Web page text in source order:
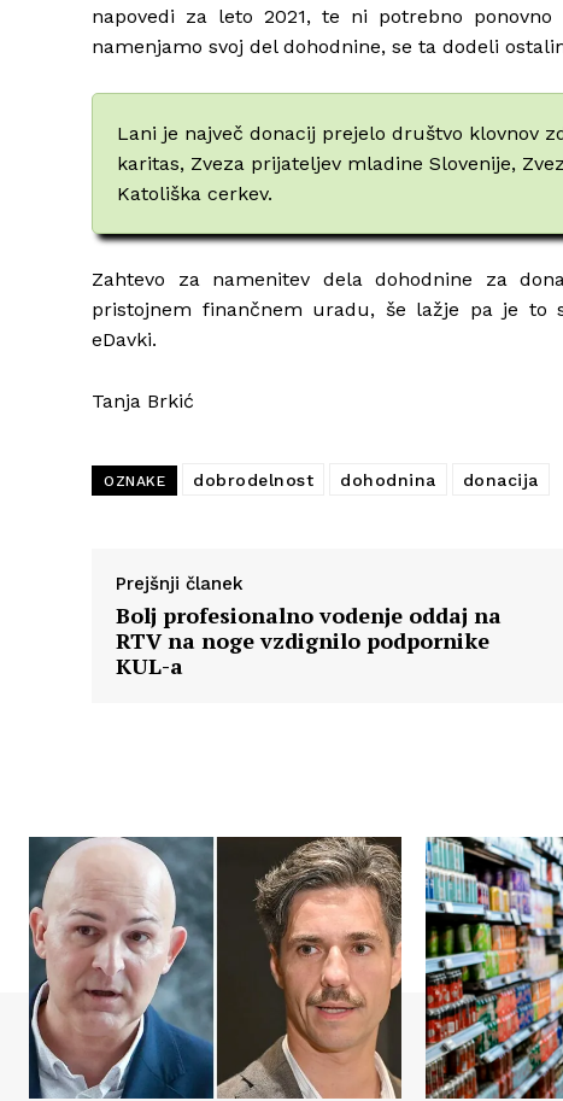
napovedi za leto 2021, te ni potrebno
namenjamo svoj del dohodnine, se ta dodeli
Lani je največ donacij prejelo društvo klovnov
karitas, Zveza prijateljev mladine Slovenije,
Katoliška cerkev.
Zahtevo za namenitev dela dohodnine za
pristojnem finančnem uradu, še lažje pa je to
eDavki.
Tanja Brkić
OZNAKE dobrodelnost dohodnina donacija
Prejšnji članek
Bolj profesionalno vodenje oddaj na
RTV na noge vzdignilo podpornike
KUL-a